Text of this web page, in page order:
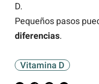
D.
Pequeños pasos
diferencias.
Vitamina D